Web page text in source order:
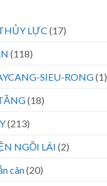
LỰC (17)
(118)
SIEU-RONG(1)
(18)
(213)
NGỒI LÁI (2)
cân(20)